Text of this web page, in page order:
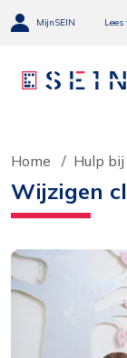
MijnSEIN Lees
Home Hulp
Wijzigen